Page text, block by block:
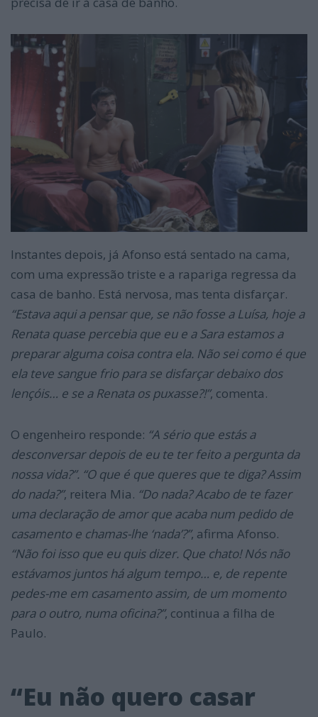
Instantes depois, já Afonso está sentado na cama,
com uma expressão triste e a rapariga regressa da
casa de banho. Está nervosa, mas tenta disfarçar.
“Estava aqui a pensar que, se não fosse a Luísa, hoje a
Renata quase percebia que eu e a Sara estamos a
preparar alguma coisa contra ela. Não sei como é que
ela teve sangue frio para se disfarçar debaixo dos
lençóis… e se a Renata os puxasse?!”, comenta.
O engenheiro responde: “A sério que estás a
desconversar depois de eu te ter feito a pergunta da
nossa vida?”. “O que é que queres que te diga? Assim
do nada?”, reitera Mia. “Do nada? Acabo de te fazer
uma declaração de amor que acaba num pedido de
casamento e chamas-lhe ‘nada’?”, afirma Afonso.
“Não foi isso que eu quis dizer. Que chato! Nós não
estávamos juntos há algum tempo… e, de repente
pedes-me em casamento assim, de um momento
para o outro, numa oficina?”, continua a filha de
Paulo.
“Eu não quero casar